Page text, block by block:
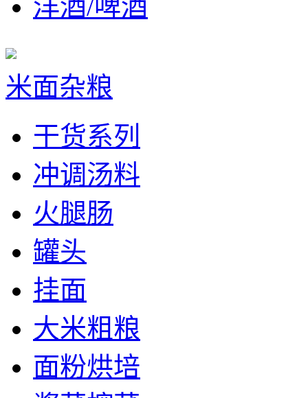
洋酒/啤酒
米面杂粮
干货系列
冲调汤料
火腿肠
罐头
挂面
大米粗粮
面粉烘培